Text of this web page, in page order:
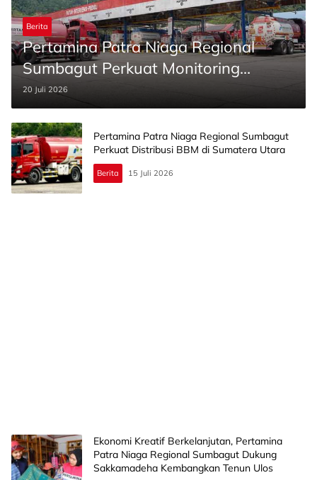
Berita
Pertamina Patra Niaga Regional
Sumbagut Perkuat Monitoring
Distribusi BBM
20 Juli 2026
Pertamina Patra Niaga Regional Sumbagut
Perkuat Distribusi BBM di Sumatera Utara
Berita 15 Juli 2026
Ekonomi Kreatif Berkelanjutan, Pertamina
Patra Niaga Regional Sumbagut Dukung
Sakkamadeha Kembangkan Tenun Ulos